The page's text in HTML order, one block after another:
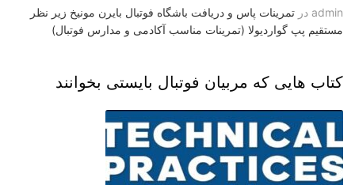
admin در تمرینات پاس و دریافت باشگاه فوتبال بایرن مونیخ زیر نظر
مستقیم پپ گواردیولا (تمرینات مناسب آکادمی و مدارس فوتبال)
کتاب هایی که مربیان فوتبال بایستی بخوانند